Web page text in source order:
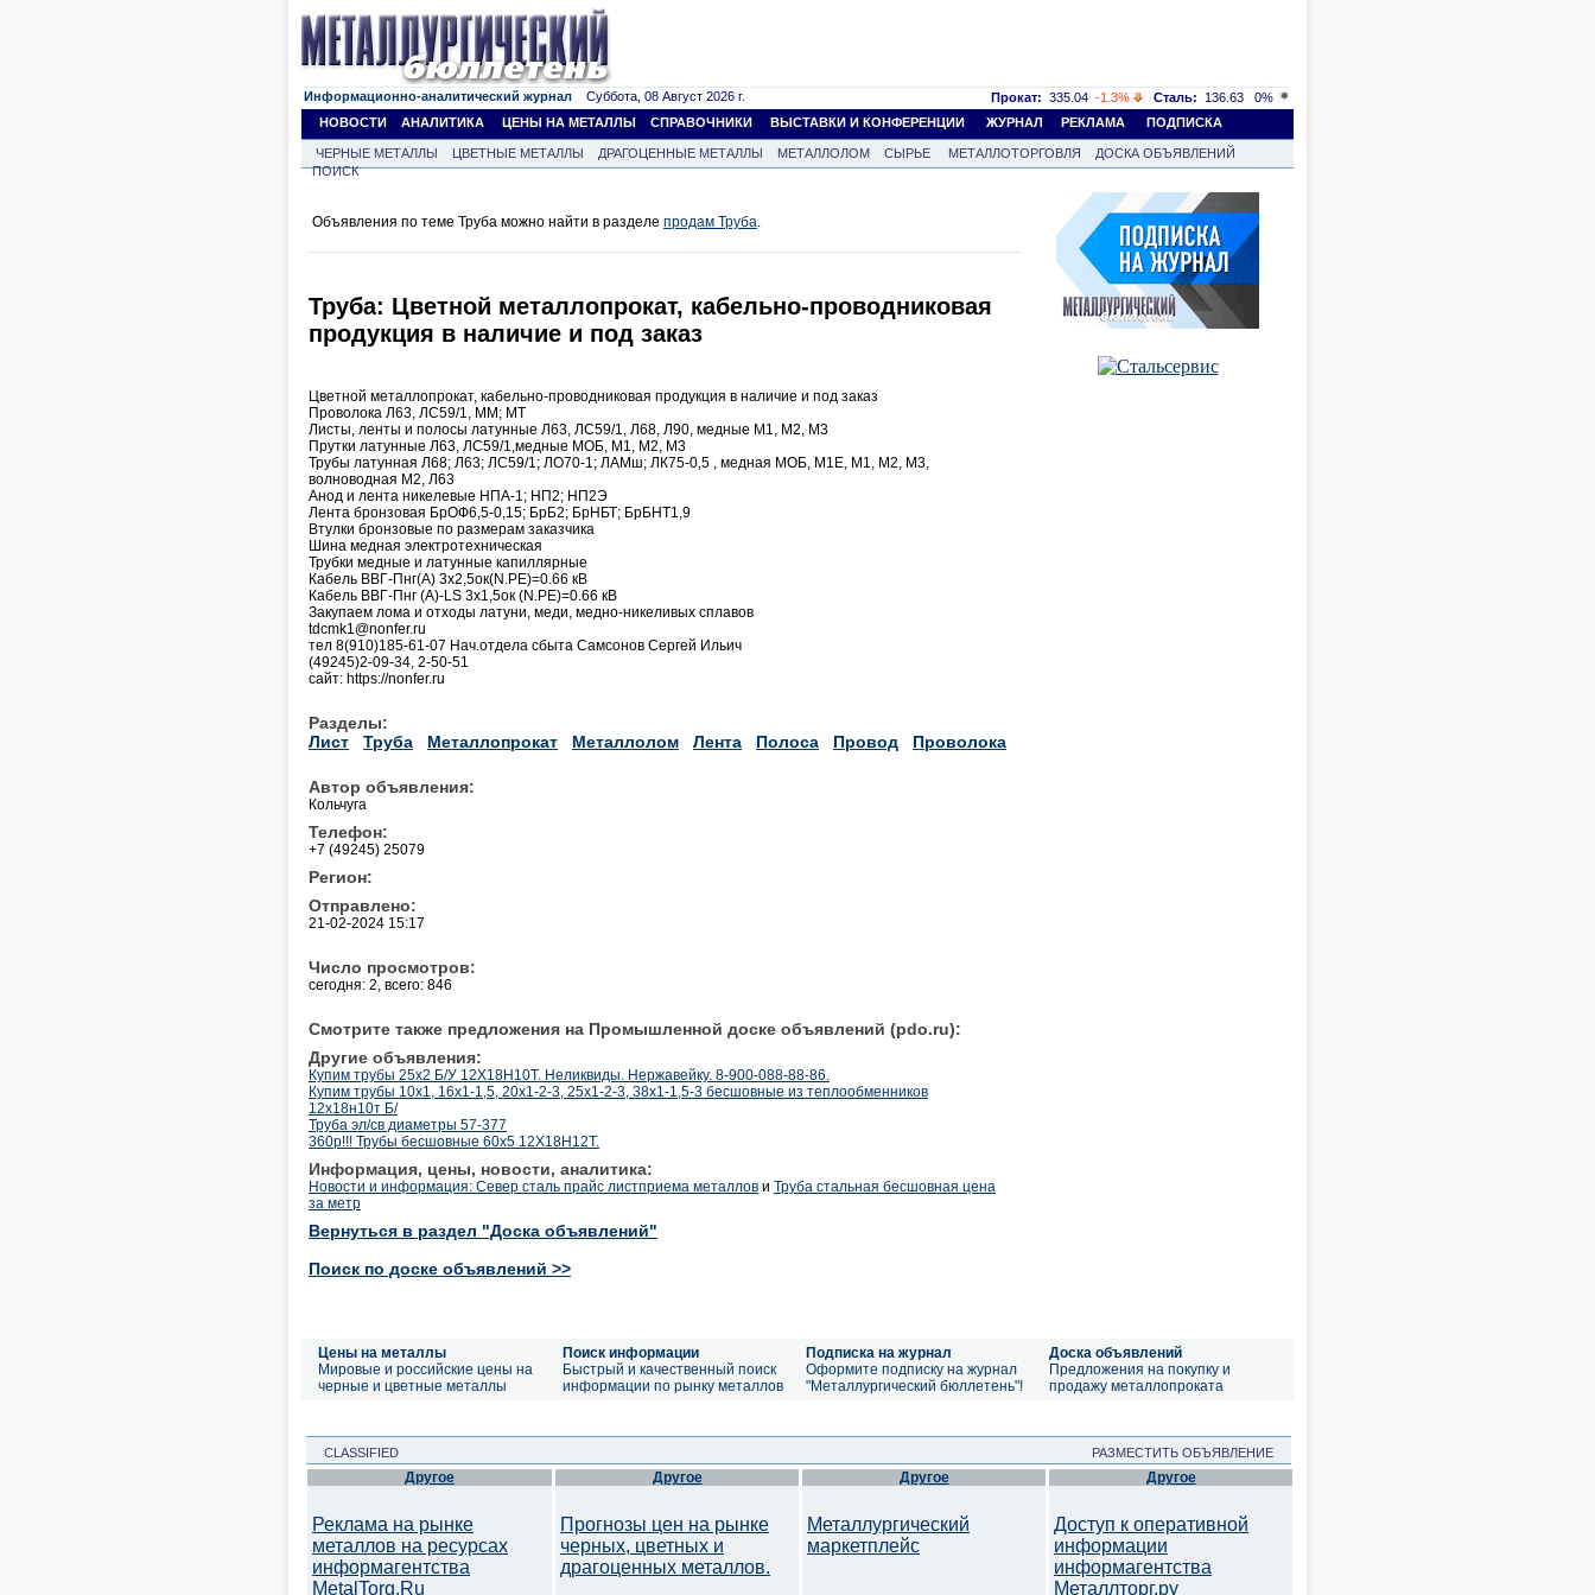
Информационно-аналитический журнал Суббота, 08 Август 2026 г. Прокат: 335.04 -1.3% Сталь: 136.63
0%
НОВОСТИ
АНАЛИТИКА ЦЕНЫ НА МЕТАЛЛЫ СПРАВОЧНИКИ ВЫСТАВКИ И КОНФЕРЕНЦИИ ЖУРНАЛ РЕКЛАМА ПОДПИСКА
ЧЕРНЫЕ МЕТАЛЛЫ ЦВЕТНЫЕ МЕТАЛЛЫ ДРАГОЦЕННЫЕ МЕТАЛЛЫ МЕТАЛЛОЛОМ СЫРЬЕ МЕТАЛЛОТОРГОВЛЯ
ДОСКА ОБЪЯВЛЕНИЙ
ПОИСК
Объявления по теме Труба можно найти в разделе продам Труба.
Труба: Цветной металлопрокат, кабельно-проводниковая
продукция в наличие и под заказ
Цветной металлопрокат, кабельно-проводниковая продукция в наличие и под заказ
Проволока Л63, ЛС59/1, ММ; МТ
Листы, ленты и полосы латунные Л63, ЛС59/1, Л68, Л90, медные М1, М2, М3
Прутки латунные Л63, ЛС59/1,медные МОБ, М1, М2, М3
Трубы латунная Л68; Л63; ЛС59/1; ЛО70-1; ЛАМш; ЛК75-0,5 , медная МОБ, М1Е, М1, М2, М3,
волноводная М2, Л63
Анод и лента никелевые НПА-1; НП2; НП2Э
Лента бронзовая БрОФ6,5-0,15; БрБ2; БрНБТ; БрБНТ1,9
Втулки бронзовые по размерам заказчика
Шина медная электротехническая
Трубки медные и латунные капиллярные
Кабель ВВГ-Пнг(А) 3х2,5ок(N.PE)=0.66 кВ
Кабель ВВГ-Пнг (А)-LS 3х1,5ок (N.PE)=0.66 кВ
Закупаем лома и отходы латуни, меди, медно-никеливых сплавов
tdcmk1@nonfer.ru
тел 8(910)185-61-07 Нач.отдела сбыта Самсонов Сергей Ильич
(49245)2-09-34, 2-50-51
сайт: https://nonfer.ru
Разделы:
Лист
Труба Металлопрокат Металлолом Лента Полоса Провод Проволока
Автор объявления:
Кольчуга
Телефон:
+7 (49245) 25079
Регион:
Отправлено:
21-02-2024 15:17
Число просмотров:
сегодня: 2, всего: 846
Смотрите также предложения на Промышленной доске объявлений (pdo.ru):
Другие объявления:
Купим трубы 25х2 Б/У 12Х18Н10Т. Неликвиды. Нержавейку. 8-900-088-88-86.
Купим трубы 10х1, 16х1-1,5, 20х1-2-3, 25х1-2-3, 38х1-1,5-3 бесшовные из теплообменников
12х18н10т Б/
Труба эл/св диаметры 57-377
360р!!! Трубы бесшовные 60х5 12Х18Н12Т.
Информация, цены, новости, аналитика:
Новости и информация: Север сталь прайс листприема металлов и Труба стальная бесшовная цена
за метр
Вернуться в раздел "Доска объявлений"
Поиск по доске объявлений >>
Цены на металлы
Мировые и российские цены на
черные и цветные металлы
Поиск информации
Быстрый и качественный поиск
информации по рынку металлов
Подписка на журнал
Оформите подписку на журнал
"Металлургический бюллетень"!
Доска объявлений
Предложения на покупку и
продажу металлопроката
CLASSIFIED РАЗМЕСТИТЬ ОБЪЯВЛЕНИЕ
Другое
Реклама на рынке
металлов на ресурсах
информагентства
MetalTorg.Ru
Другое
Прогнозы цен на рынке
черных, цветных и
драгоценных металлов.
Другое
Металлургический
маркетплейс
Другое
Доступ к оперативной
информации
информагентства
Металлторг.ру